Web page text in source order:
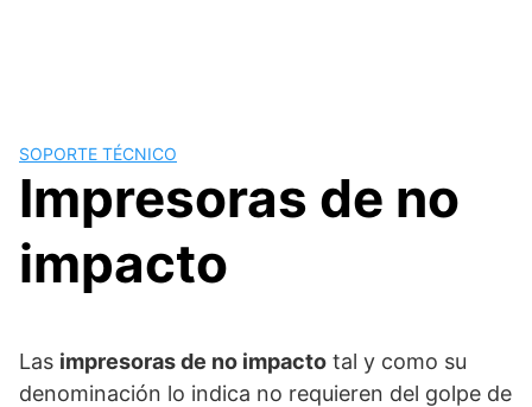
SOPORTE TÉCNICO
Impresoras de no
impacto
Las impresoras de no impacto tal y como su
denominación lo indica no requieren del golpe de